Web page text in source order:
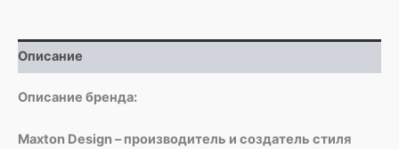
(рестайлинг)
Описание
Описание бренда:
Maxton Design – производитель и создатель стиля